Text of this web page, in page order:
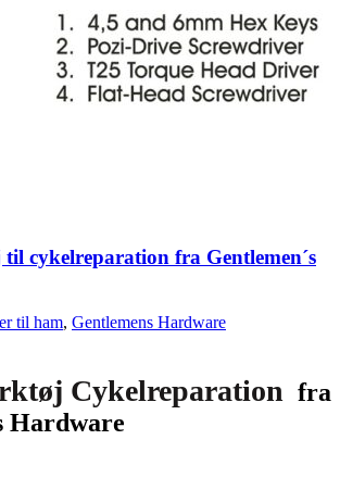
cykelreparation fra Gentlemen´s
til ham, Gentlemens Hardware
pris
Cykelreparation fra
Hardware